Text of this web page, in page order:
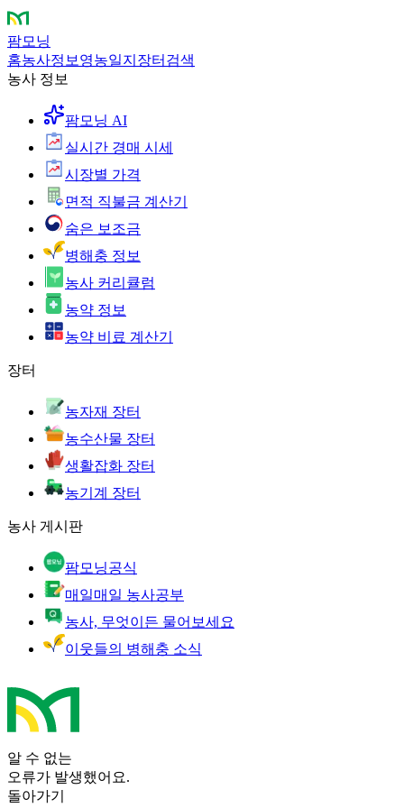
팜모닝
홈농사정보 영농일지 장터 검색
농사 정보
팜모닝 AI
실시간 경매 시세
시장별 가격
면적 직불금 계산기
숨은 보조금
병해충 정보
농사 커리큘럼
농약 정보
농약 비료 계산기
장터
농자재 장터
농수산물 장터
생활잡화 장터
농기계 장터
농사 게시판
팜모닝공식
매일매일 농사공부
농사, 무엇이든 물어보세요
이웃들의 병해충 소식
알 수 없는
오류가 발생했어요.
돌아가기